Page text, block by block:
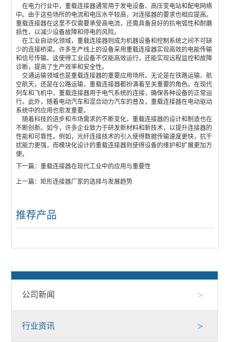
在电力行业中，重载连接器通常用于发电设备、高压变电站和配电网络
中。由于这些场所的电流和电压水平较高，对连接器的要求也相应提高。
重载连接器在这里不仅需要承受高电流，还需具备良好的抗电弧性和耐磨
损性，以减少设备故障和停电的风险。
在工业自动化领域，重载连接器则成为机器设备和控制系统之间不可缺
少的连接桥梁。许多生产线上的设备采用重载连接器实现高效的电能传输
和信号传输。这使得工业设备不仅能高效运行，还能实现远程监控和故障
诊断，提高了生产效率和安全性。
交通运输领域也是重载连接器的重要应用场所。无论是在铁路运输、航
空航天，还是在公路运输，重载连接器都扮演着至关重要的角色。在现代
列车和飞机中，重载连接器用于电气系统的连接，确保各种设备的正常运
行。此外，随着电动汽车和混合动力汽车的普及，重载连接器在电动驱动
系统中的应用也愈发重要。
随着科技的进步和市场需求的不断变化，重载连接器的设计和制造也在
不断创新。如今，许多企业致力于研发新材料和新技术，以提升连接器的
性能和可靠性。例如，光纤连接技术的引入使得数据传输速度更快，抗干
扰能力更强，而模块化设计的重载连接器则使得设备的维护和扩展更加方
便。
下一篇：重载连接器在现代工业中的应用与重要性
上一篇：矩形连接器厂家的选择与发展趋势
推荐产品
>
公司新闻
>
行业资讯